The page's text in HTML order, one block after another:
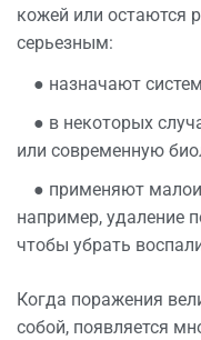
кожей или остаются
серьезным:
● назначают
● в некоторых
или современную
● применяют
например, удаление
чтобы убрать
Когда поражения
собой, появляется